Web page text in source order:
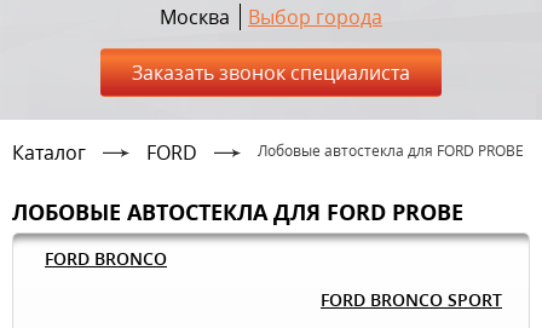
Москва Выбор города
Заказать звонок специалиста
Каталог FORD Лобовые автостекла для FORD PROBE
ЛОБОВЫЕ АВТОСТЕКЛА ДЛЯ FORD PROBE
FORD BRONCO
FORD BRONCO SPORT